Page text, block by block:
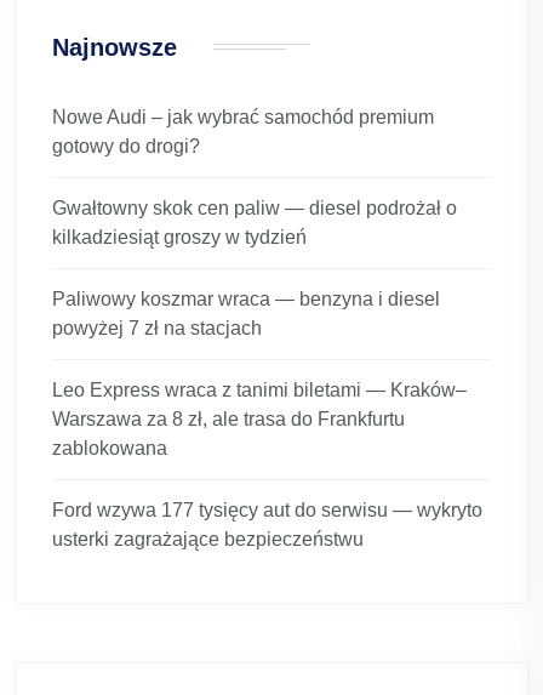
Najnowsze
Nowe Audi – jak wybrać samochód premium
gotowy do drogi?
Gwałtowny skok cen paliw — diesel podrożał o
kilkadziesiąt groszy w tydzień
Paliwowy koszmar wraca — benzyna i diesel
powyżej 7 zł na stacjach
Leo Express wraca z tanimi biletami — Kraków–
Warszawa za 8 zł, ale trasa do Frankfurtu
zablokowana
Ford wzywa 177 tysięcy aut do serwisu — wykryto
usterki zagrażające bezpieczeństwu